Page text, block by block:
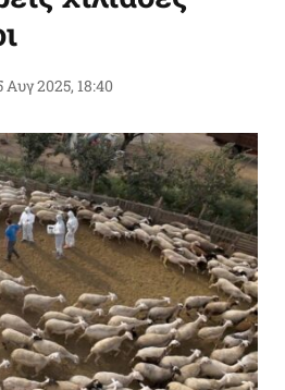
Αυγ 2025, 18:40